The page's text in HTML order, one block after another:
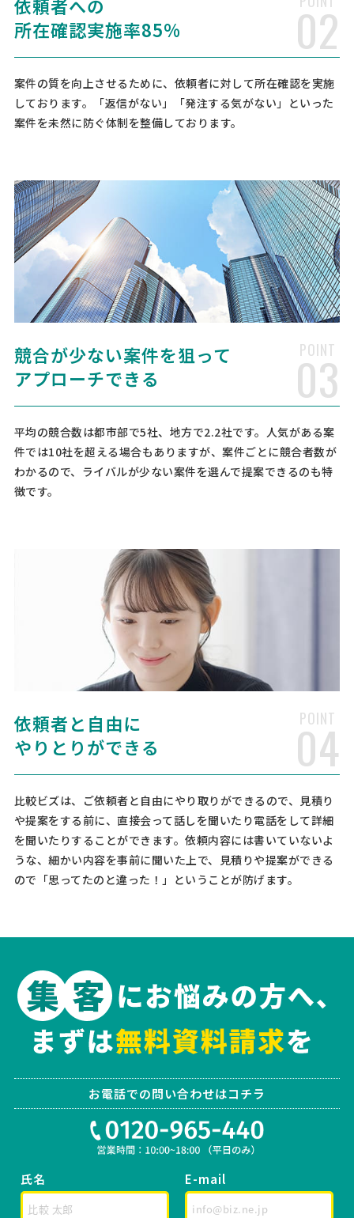
02
依頼者への
所在確認実施率85%
案件の質を向上させるために、依頼者に対して所在確認を実施
しております。「返信がない」「発注する気がない」といった
案件を未然に防ぐ体制を整備しております。
POINT
03
競合が少ない案件を狙って
アプローチできる
平均の競合数は都市部で5社、地方で2.2社です。人気がある案
件では10社を超える場合もありますが、案件ごとに競合者数が
わかるので、ライバルが少ない案件を選んで提案できるのも特
徴です。
POINT
04
依頼者と自由に
やりとりができる
比較ビズは、ご依頼者と自由にやり取りができるので、見積り
や提案をする前に、直接会って話しを聞いたり電話をして詳細
を聞いたりすることができます。依頼内容には書いていないよ
うな、細かい内容を事前に聞いた上で、見積りや提案ができる
ので「思ってたのと違った！」ということが防げます。
お電話での問い合わせはコチラ
氏名 E-mail
[印刷物の種類] パンフレット [印刷物の概要] 現在発行している社内報
の制作・印刷をお願いできる新たな企業様を探しております。 長年依
頼している取引先が今後対応できなくなるため、継続的にお付き合い
いただける印刷会社様・制作会社様を募集してお …
人気案件
【A4ペラ両面チラシ】チラシ・
フライヤー・DM印刷の見積もり依頼
[印刷物の種類] チラシ [印刷物の概要] 以下の内容で対応可能でしたら
御見積をお願いいたします ●印刷物の種類：A4ペラ両面チラシ ●サイ
ズ：A4 ●紙質：マットコート ●紙の厚さ：90kg ●色：両面カラー ●
仕上時のサイズ：A4 ●加工：無し ●部数：140,000部 ● …
【公務員試験対策教材（民法）の簡易製】本
冊子印刷の見積もり依頼
総額予算 相談して決めたい 依頼地域 東京都
[相談内容] 【タイトル】 公務員試験対策教材（民法）の簡易製本依頼
【発注の詳細】 ・委託範囲 ：印刷のみ ・印刷部数と詳細 ： 印刷部
0ページ ・サイズ→B5 ・短返綴じ/左綴じか/中綴じ …
チラシ・フライヤー・DM印刷の見積もり依
相談して決めたい 依頼地域 兵庫県
[印刷物の種類] チラシ [印刷物の概要] B2 両面カラー 16面折（最
後逆折） [検討基準] 価格重視 [ページ数（表紙含む）] 1 [作成予定部
数] 5000部 [色数] カラー（両面） [デザイン（版下）の有無、データ
形式] 有り（イラストレーター等） [用紙 …
【シニアバスケ大会プログラム印刷・400
部！】の見積もり依頼
総額予算 15万円まで
[印刷物の概要] シニアバスケ全国大会用のプログラムです。 [検討基
準] 価格重視 [ページ数（表紙含む）] 36 [作成予定部数] 400 [色数] カ
式] 有り（ワード） [用紙のサイズ] A4 …
【教材冊子】印刷の見積もり依頼
印刷会社 > 冊子印刷
て手元に置いておく使用イメージです。 開きやすい折り方・紙質のも
【書籍印刷（A5、128頁程度）】印刷物の見
積もり・相談依頼
印刷会社 > 印刷会社
[印刷物の種類] その他 [印刷物の概要] 書籍の印刷をお願いしたいで
準] [作成予定枚数等] 2000 [デザイン（版下）の有無、データ形式] 有
り（PDF） [その他ご要望、ご質問等]
【展示会用のパネルa1サイズ１枚＆パンフ
レット250部】印刷の見積り依頼